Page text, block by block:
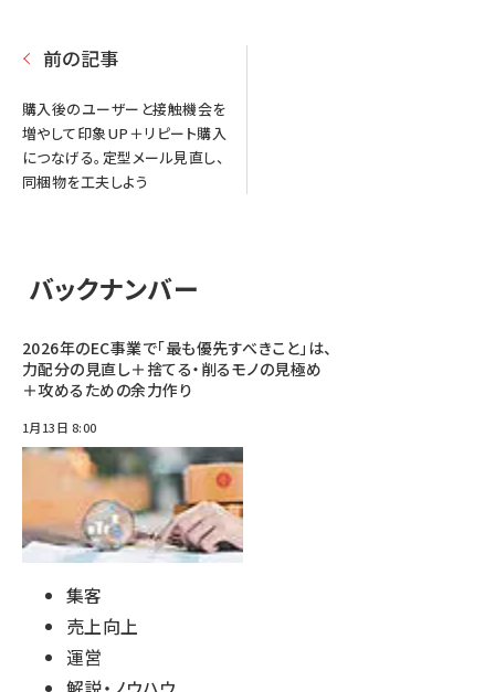
前の記事
購入後のユーザーと接触機会を
増やして印象UP＋リピート購入
につなげる。定型メール見直し、
同梱物を工夫しよう
バックナンバー
2026年のEC事業で「最も優先すべきこと」は、
力配分の見直し＋捨てる・削るモノの見極め
＋攻めるための余力作り
1月13日 8:00
集客
売上向上
運営